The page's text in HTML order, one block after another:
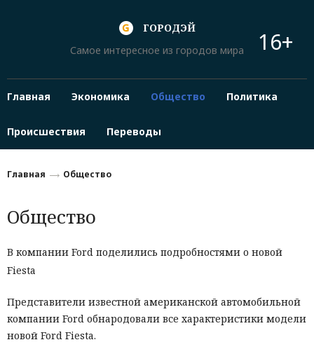
ГОРОДЭЙ
Самое интересное из городов мира
16+
Главная Экономика Общество Политика
Происшествия Переводы
Главная Общество
Общество
В компании Ford поделились подробностями о новой
Fiesta
Представители известной американской автомобильной
компании Ford обнародовали все характеристики модели
новой Ford Fiesta.